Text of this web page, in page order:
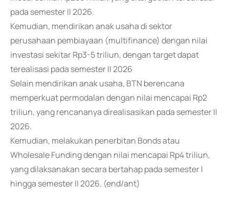
pada semester II 2026.
Kemudian, mendirikan anak usaha di sektor
perusahaan pembiayaan (multifinance) dengan nilai
investasi sekitar Rp3-5 triliun, dengan target dapat
terealisasi pada semester II 2026
Selain mendirikan anak usaha, BTN berencana
memperkuat permodalan dengan nilai mencapai Rp2
triliun, yang rencananya direalisasikan pada semester II
2026.
Kemudian, melakukan penerbitan Bonds atau
Wholesale Funding dengan nilai mencapai Rp4 triliun,
yang dilaksanakan secara bertahap pada semester I
hingga semester II 2026. (end/ant)